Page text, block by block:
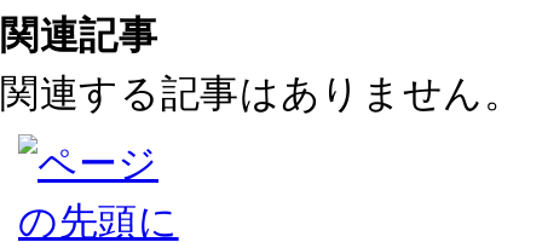
関連記事
関連する記事はありません。